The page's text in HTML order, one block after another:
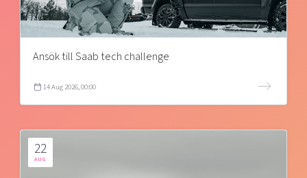
Ansök till Saab tech challenge
14 Aug 2026, 00:00
22
AUG